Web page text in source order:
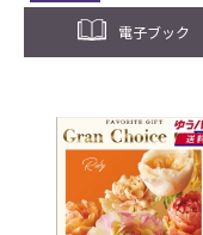
電子ブック